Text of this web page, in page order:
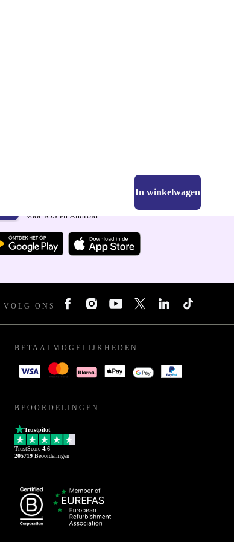
In winkelwagen
Voor iOS en Android
VOLG ONS
BETAALMOGELIJKHEDEN
BEOORDELINGEN
Trustpilot
TrustScore 4.6
205719 Beoordelingen